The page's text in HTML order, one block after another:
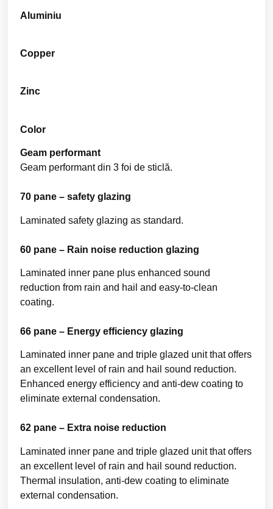
Aluminiu
Copper
Zinc
Color
Geam performant
Geam performant din 3 foi de sticlă.
70 pane – safety glazing
Laminated safety glazing as standard.
60 pane – Rain noise reduction glazing
Laminated inner pane plus enhanced sound
reduction from rain and hail and easy-to-clean
coating.
66 pane – Energy efficiency glazing
Laminated inner pane and triple glazed unit that offers
an excellent level of rain and hail sound reduction.
Enhanced energy efficiency and anti-dew coating to
eliminate external condensation.
62 pane – Extra noise reduction
Laminated inner pane and triple glazed unit that offers
an excellent level of rain and hail sound reduction.
Thermal insulation, anti-dew coating to eliminate
external condensation.